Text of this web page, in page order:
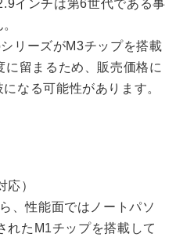
インチは第6世代である事
リーズがM3チップを搭載
留まるため、販売価格に
なる可能性があります。
応）
、性能面ではノートパソ
れたM1チップを搭載して